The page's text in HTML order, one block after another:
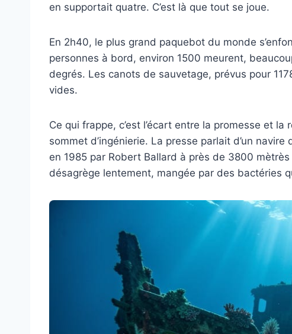
en supportait quatre. C’est là que tout se joue.
En 2h40, le plus grand paquebot du monde
personnes à bord, environ 1500 meurent,
degrés. Les canots de sauvetage, prévus pour
vides.
Ce qui frappe, c’est l’écart entre la promesse et
sommet d’ingénierie. La presse parlait d’un
en 1985 par Robert Ballard à près de 3800
désagrège lentement, mangée par des bactéries